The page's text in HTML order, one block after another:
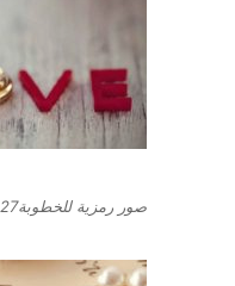
صور رمزية للخطوبة27